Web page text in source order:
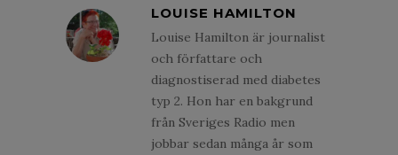
LOUISE HAMILTON
Louise Hamilton är journalist
och författare och
diagnostiserad med diabetes
typ 2. Hon har en bakgrund
från Sveriges Radio men
jobbar sedan många år som